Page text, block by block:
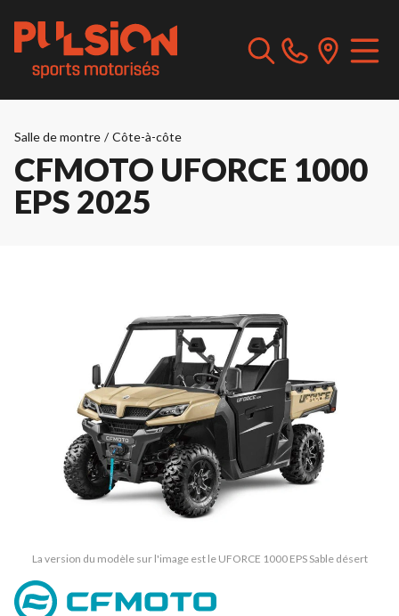
Salle de montre / Côte-à-côte
CFMOTO UFORCE 1000
EPS 2025
La version du modèle sur l'image est le UFORCE 1000 EPS Sable désert